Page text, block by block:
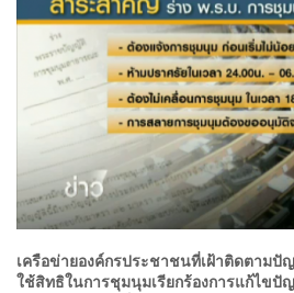
เครือข่ายองค์กรประชาชนที่เฝ้าติดตามปั
ใช้สิทธิในการชุมนุมเรียกร้องการแก้ไข